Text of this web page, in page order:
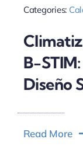
Categories:
B-
Diseño
Read More